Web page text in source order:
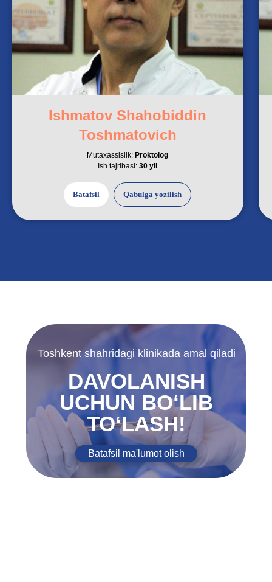
Ishmatov Shahobiddin
Toshmatovich
Mutaxassislik:Proktolog
Ish tajribasi:30 yil
Batafsil Qabulga yozilish
Toshkent shahridagi klinikada amal qiladi
DAVOLANISH
UCHUN BO‘LIB
TO‘LASH!
Batafsil ma'lumot olish